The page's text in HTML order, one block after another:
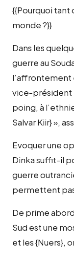
{{Pourquoi tant
monde ?}}
Dans les
guerre au
l’affrontement
vice-président
poing, à
Salvar Kiir} »,
Evoquer une
Dinka suffit-il
guerre
permettent
De prime
Sud est une
et les {Nuers},